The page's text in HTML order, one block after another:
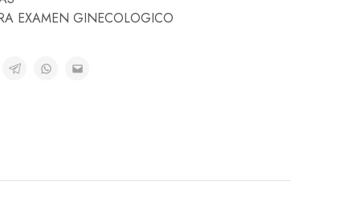
EXAMEN GINECOLOGICO